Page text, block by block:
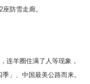
防雪走廊。
连羊圈住满了人等现象，
」、中国最美公路而来。